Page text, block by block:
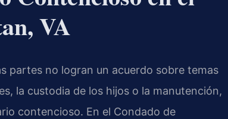
VA
partes no logran un acuerdo sobre temas
la custodia de los hijos o la manutención,
contencioso. En el Condado de